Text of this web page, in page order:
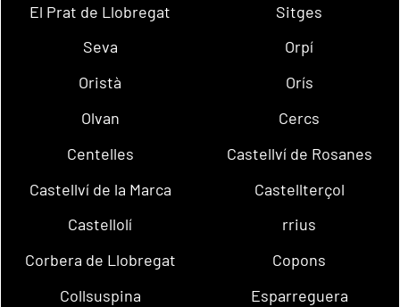
El Prat de Llobregat
Sitges
Seva
Orpí
Oristà
Orís
Olvan
Cercs
Centelles
Castellví de Rosanes
Castellví de la Marca
Castellterçol
Castellolí
rrius
Corbera de Llobregat
Copons
Collsuspina
Esparreguera